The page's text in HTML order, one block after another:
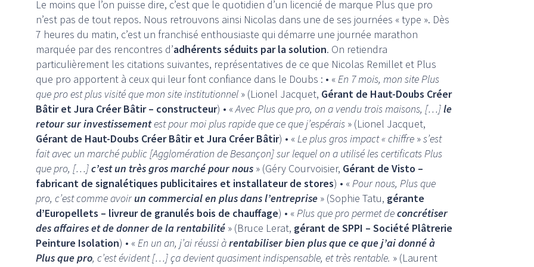
Le moins que l’on puisse dire, c’est que le quotidien d’un licencié de marque Plus que pro
n’est pas de tout repos. Nous retrouvons ainsi Nicolas dans une de ses journées « type ». Dès
7 heures du matin, c’est un franchisé enthousiaste qui démarre une journée marathon
marquée par des rencontres d’adhérents séduits par la solution. On retiendra
particulièrement les citations suivantes, représentatives de ce que Nicolas Remillet et Plus
que pro apportent à ceux qui leur font confiance dans le Doubs : • «En 7 mois, mon site Plus
que pro est plus visité que mon site institutionnel » (Lionel Jacquet, Gérant de Haut-Doubs Créer
Bâtir et Jura Créer Bâtir – constructeur) • «Avec Plus que pro, on a vendu trois maisons, […]le
retour sur investissementest pour moi plus rapide que ce que j’espérais » (Lionel Jacquet,
Gérant de Haut-Doubs Créer Bâtir et Jura Créer Bâtir) • «Le plus gros impact « chiffre »s’est
fait avec un marché public [Agglomération de Besançon] sur lequel on a utilisé les certificats Plus
que pro, […]c’est un très gros marché pour nous » (Géry Courvoisier, Gérant de Visto –
fabricant de signalétiques publicitaires et installateur de stores) • «Pour nous, Plus que
pro, c’est comme avoirun commercial en plus dans l’entreprise » (Sophie Tatu, gérante
d’Europellets – livreur de granulés bois de chauffage) • «Plus que pro permet deconcrétiser
des affaires et de donner de la rentabilité » (Bruce Lerat, gérant de SPPI – Société Plâtrerie
Peinture Isolation) • «En un an, j’ai réussi àrentabiliser bien plus que ce que j’ai donné à
Plus que pro, c’est évident […] ça devient quasiment indispensable, et très rentable. » (Laurent